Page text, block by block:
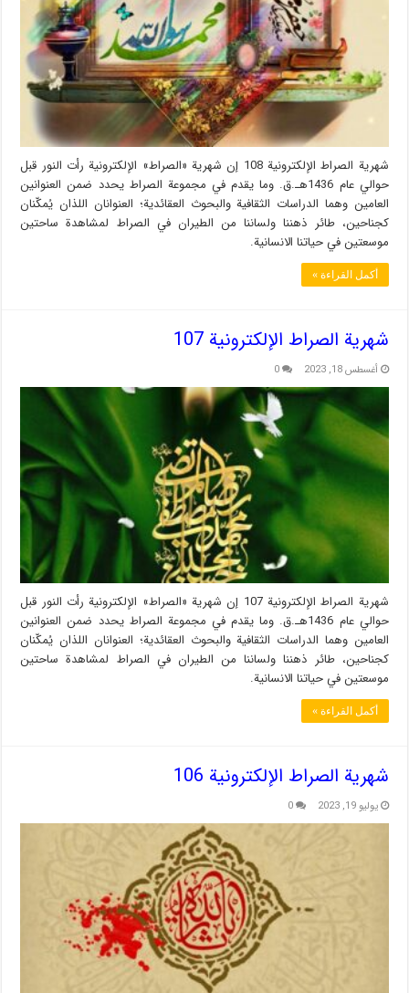
شهریة الصراط الإلكترونية 108 إن شهریة «الصراط» الإلكترونية رأت النور قبل
حوالي عام 1436هـ.ق. وما يقدم في مجموعة الصراط يحدد ضمن العنوانين
العامين وهما الدراسات الثقافية والبحوث العقائدية؛ العنوانان اللذان يُمكّنان
كجناحين، طائر ذهننا ولساننا من الطيران في الصراط لمشاهدة ساحتين
موسعتين في حياتنا الانسانية.
أكمل القراءة »
شهریة الصراط الإلكترونية 107
أغسطس 18, 2023 0
شهریة الصراط الإلكترونية 107 إن شهریة «الصراط» الإلكترونية رأت النور قبل
حوالي عام 1436هـ.ق. وما يقدم في مجموعة الصراط يحدد ضمن العنوانين
العامين وهما الدراسات الثقافية والبحوث العقائدية؛ العنوانان اللذان يُمكّنان
كجناحين، طائر ذهننا ولساننا من الطيران في الصراط لمشاهدة ساحتين
موسعتين في حياتنا الانسانية.
أكمل القراءة »
شهریة الصراط الإلكترونية 106
يوليو 19, 2023 0